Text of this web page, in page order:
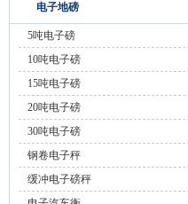
电子地磅
5吨电子磅
10吨电子磅
15吨电子磅
20吨电子磅
30吨电子磅
钢卷电子秤
缓冲电子磅秤